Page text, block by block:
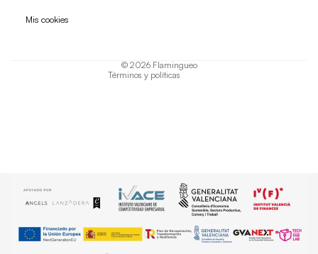
Mis cookies
© 2026 Flamingueo
Términos y políticas